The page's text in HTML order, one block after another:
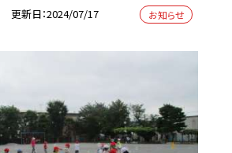
更新日 2024/07/17 お知らせ